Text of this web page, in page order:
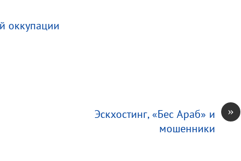
оккупации
»
Эскхостинг, «Бес Араб» и
мошенники